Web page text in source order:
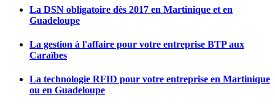
La DSN obligatoire dès 2017 en Martinique et en
Guadeloupe
La gestion à l'affaire pour votre entreprise BTP aux
Caraïbes
La technologie RFID pour votre entreprise en Martinique
ou en Guadeloupe